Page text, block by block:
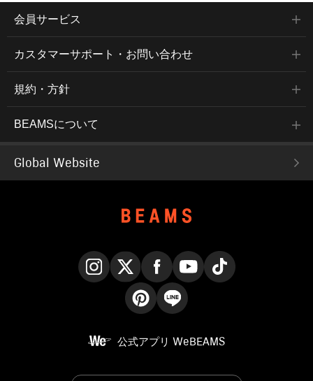
会員サービス
カスタマーサポート・お問い合わせ
規約・方針
BEAMSについて
Global Website
公式アプリ WeBEAMS